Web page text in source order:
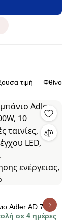
τιμή
Adler AD 7823,
ταινίες,
σε 4 ημέρες